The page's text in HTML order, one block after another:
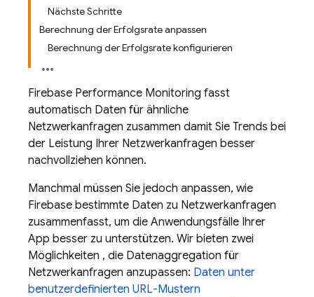
Nächste Schritte
Berechnung der Erfolgsrate anpassen
Berechnung der Erfolgsrate konfigurieren
Firebase Performance Monitoring fasst
automatisch Daten für ähnliche
Netzwerkanfragen zusammen damit Sie Trends bei
der Leistung Ihrer Netzwerkanfragen besser
nachvollziehen können.
Manchmal müssen Sie jedoch anpassen, wie
Firebase bestimmte Daten zu Netzwerkanfragen
zusammenfasst, um die Anwendungsfälle Ihrer
App besser zu unterstützen. Wir bieten zwei
Möglichkeiten , die Datenaggregation für
Netzwerkanfragen anzupassen: Daten unter
benutzerdefinierten URL-Mustern